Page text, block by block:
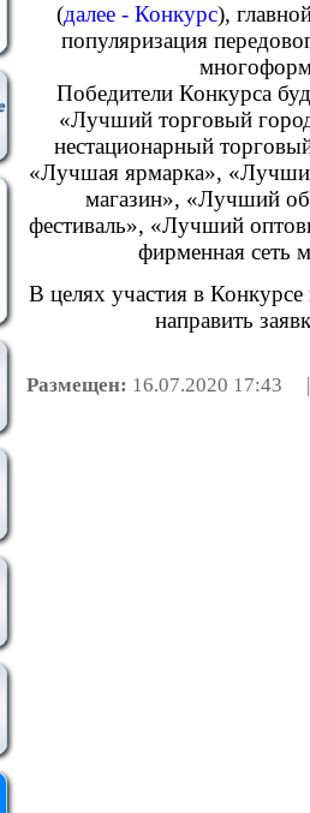
(далее - Конкурс),
популяризация
Победители Конкурса
«Лучший торговый
нестационарный
«Лучшая ярмарка»,
магазин», «Лучший
фестиваль», «Лучший
фирменная сеть
В целях участия в
направить
Размещен: 16.07.2020